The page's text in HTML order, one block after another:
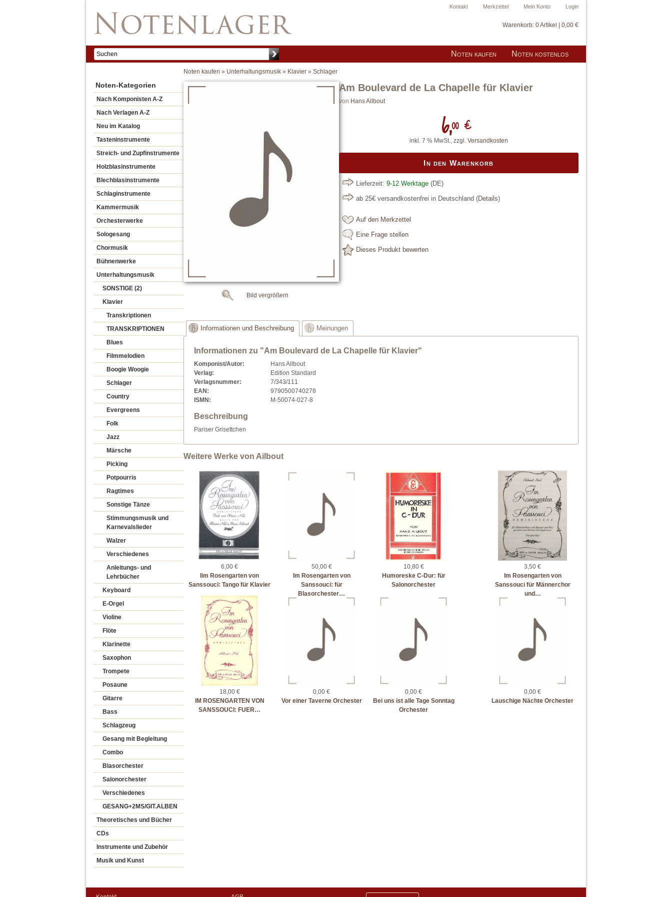
Login
Mein Konto
Merkzettel
Kontakt
Warenkorb: 0 Artikel | 0,00 €
Noten kaufen Noten kostenlos
Noten-Kategorien
Nach Komponisten A-Z
Nach Verlagen A-Z
Neu im Katalog
Tasteninstrumente
Streich- und Zupfinstrumente
Holzblasinstrumente
Blechblasinstrumente
Schlaginstrumente
Kammermusik
Orchesterwerke
Sologesang
Chormusik
Bühnenwerke
Unterhaltungsmusik
SONSTIGE (2)
Klavier
Transkriptionen
TRANSKRIPTIONEN
Blues
Filmmelodien
Boogie Woogie
Schlager
Country
Evergreens
Folk
Jazz
Märsche
Picking
Potpourris
Ragtimes
Sonstige Tänze
Stimmungsmusik und
Karnevalslieder
Walzer
Verschiedenes
Anleitungs- und
Lehrbücher
Keyboard
E-Orgel
Violine
Flöte
Klarinette
Saxophon
Trompete
Posaune
Gitarre
Bass
Schlagzeug
Gesang mit Begleitung
Combo
Blasorchester
Salonorchester
Verschiedenes
GESANG+2MS/GIT.ALBEN
Theoretisches und Bücher
CDs
Instrumente und Zubehör
Musik und Kunst
Noten kaufen » Unterhaltungsmusik » Klavier » Schlager
Am Boulevard de La Chapelle für Klavier
von Hans Ailbout
6,00 €
inkl. 7 % MwSt., zzgl. Versandkosten
In den Warenkorb
Lieferzeit: 9-12 Werktage (DE)
ab 25€ versandkostenfrei in Deutschland (Details)
Auf den Merkzettel
Eine Frage stellen
Dieses Produkt bewerten
Bild vergrößern
Informationen und Beschreibung Meinungen
Informationen zu "Am Boulevard de La Chapelle für Klavier"
Komponist/Autor:
Hans Ailbout
Verlag:
Edition Standard
Verlagsnummer:
7/343/111
EAN:
9790500740278
ISMN:
M-50074-027-8
Beschreibung
Pariser Grisettchen
Weitere Werke von Ailbout
6,00 €
Iim Rosengarten von
Sanssouci: Tango für Klavier
50,00 €
Im Rosengarten von
Sanssouci: für
Blasorchester…
10,80 €
Humoreske C-Dur: für
Salonorchester
3,50 €
Im Rosengarten von
Sanssouci für Männerchor
und…
18,00 €
IM ROSENGARTEN VON
SANSSOUCI: FUER…
0,00 €
Vor einer Taverne Orchester
0,00 €
Bei uns ist alle Tage Sonntag
Orchester
0,00 €
Lauschige Nächte Orchester